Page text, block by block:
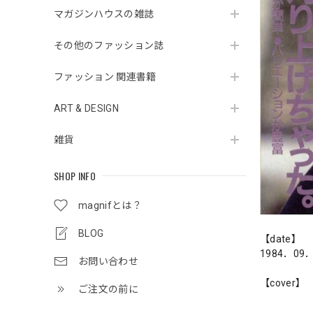
マガジンハウスの雑誌
その他のファッション誌
ファッション 関連書籍
ART & DESIGN
雑貨
SHOP INFO
magnifとは？
BLOG
お問い合わせ
ご注文の前に
【date】
1984．09
【cover】